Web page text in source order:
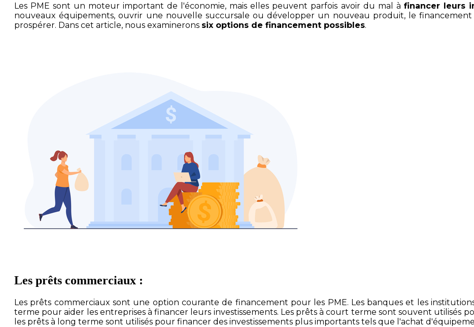
Les PME sont un moteur important de l'économie, mais elles peuvent parfois avoir du mal à financer leurs
nouveaux équipements, ouvrir une nouvelle succursale ou développer un nouveau produit, le
prospérer. Dans cet article, nous examinerons six options de financement possibles.
Les prêts commerciaux :
Les prêts commerciaux sont une option courante de financement pour les PME. Les banques et les
terme pour aider les entreprises à financer leurs investissements. Les prêts à court terme sont souvent utilisés
les prêts à long terme sont utilisés pour financer des investissements plus importants tels que l'achat